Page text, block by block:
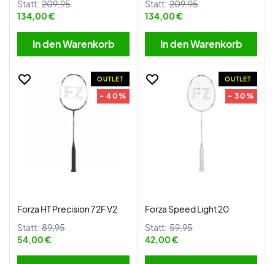
Statt: 209,95
134,00 €
In den Warenkorb
Statt: 209,95
134,00 €
In den Warenkorb
OUTLET
- 40%
Forza HT Precision 72F V2
Statt: 89,95
54,00 €
OUTLET
- 30%
Forza Speed Light 20
Statt: 59,95
42,00 €